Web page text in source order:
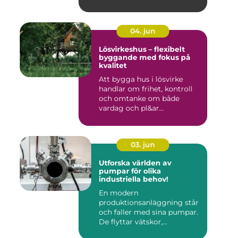
04. jun
Lösvirkeshus – flexibelt
byggande med fokus på
kvalitet
Att bygga hus i lösvirke
handlar om frihet, kontroll
och omtanke om både
vardag och pl&ar...
03. jun
Utforska världen av
pumpar för olika
industriella behov!
En modern
produktionsanläggning står
och faller med sina pumpar.
De flyttar vätskor,...